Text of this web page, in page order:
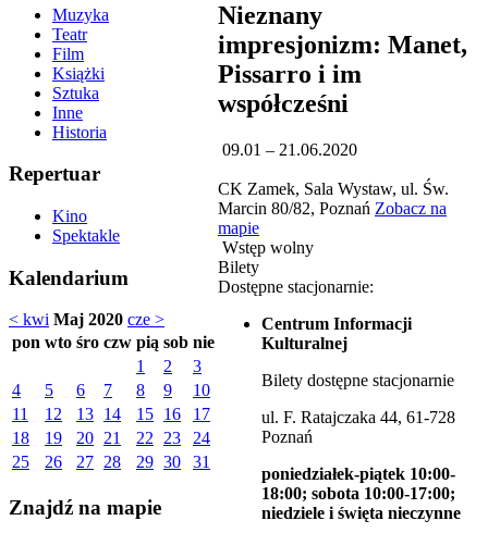
Muzyka
Teatr
Film
Książki
Sztuka
Inne
Historia
Repertuar
Kino
Spektakle
Kalendarium
< kwi Maj 2020 cze >
pon wto śro czw pią sob nie
1
2
3
4
5 6 7 8 9
10
11
12 13 14 15 16
17
18
19 20 21 22 23
24
25
26 27 28 29 30 31
Znajdź na mapie
Nieznany
impresjonizm: Manet,
Pissarro i im
współcześni
09.01 – 21.06.2020
CK Zamek, Sala Wystaw, ul. Św.
Marcin 80/82, Poznań Zobacz na
mapie
Wstęp wolny
Bilety
Dostępne stacjonarnie:
Centrum Informacji
Kulturalnej
Bilety dostępne stacjonarnie
ul. F. Ratajczaka 44, 61-728
Poznań
poniedziałek-piątek 10:00-
18:00; sobota 10:00-17:00;
niedziele i święta nieczynne